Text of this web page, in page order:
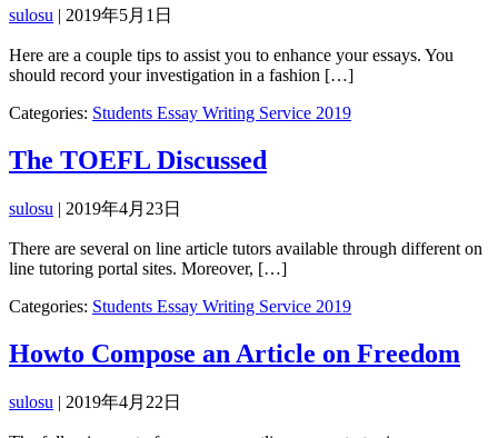
sulosu | 2019年5月1日
Here are a couple tips to assist you to enhance your essays. You
should record your investigation in a fashion […]
Categories: Students Essay Writing Service 2019
The TOEFL Discussed
sulosu | 2019年4月23日
There are several on line article tutors available through different on
line tutoring portal sites. Moreover, […]
Categories: Students Essay Writing Service 2019
Howto Compose an Article on Freedom
sulosu | 2019年4月22日